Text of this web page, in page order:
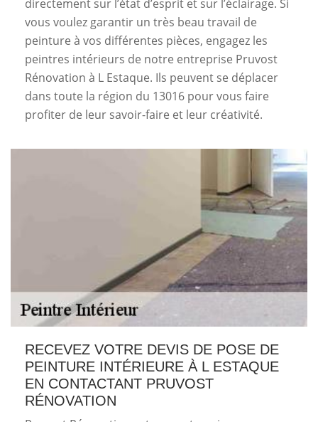
directement sur l’état d’esprit et sur l’éclairage. Si
vous voulez garantir un très beau travail de
peinture à vos différentes pièces, engagez les
peintres intérieurs de notre entreprise Pruvost
Rénovation à L Estaque. Ils peuvent se déplacer
dans toute la région du 13016 pour vous faire
profiter de leur savoir-faire et leur créativité.
RECEVEZ VOTRE DEVIS DE POSE DE
PEINTURE INTÉRIEURE À L ESTAQUE
EN CONTACTANT PRUVOST
RÉNOVATION